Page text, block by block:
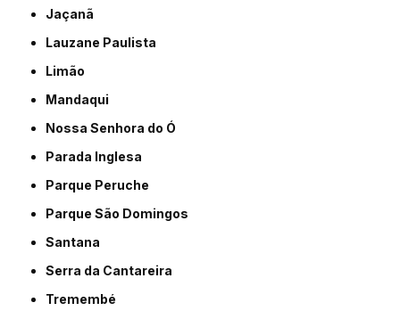
Jaçanã
Lauzane Paulista
Limão
Mandaqui
Nossa Senhora do Ó
Parada Inglesa
Parque Peruche
Parque São Domingos
Santana
Serra da Cantareira
Tremembé